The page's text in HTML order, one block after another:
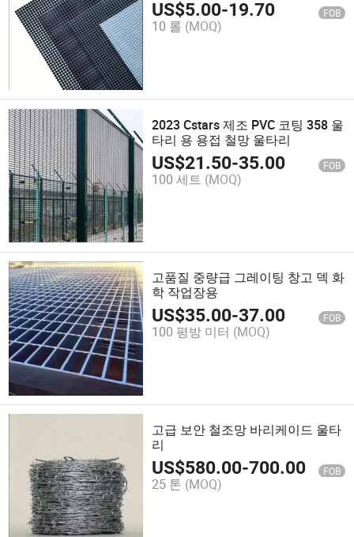
US$5.00-19.70 FOB
10 롤 (MOQ)
2023 Cstars 제조 PVC 코팅 358 울
타리 용 용접 철망 울타리
US$21.50-35.00 FOB
100 세트 (MOQ)
고품질 중량급 그레이팅 창고 덱 화
학 작업장용
US$35.00-37.00 FOB
100 평방 미터 (MOQ)
고급 보안 철조망 바리케이드 울타
리
US$580.00-700.00 FOB
25 톤 (MOQ)